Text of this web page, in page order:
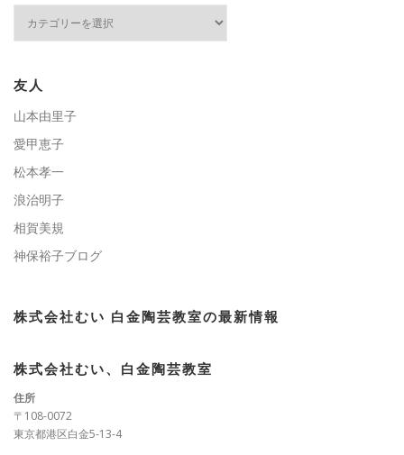
ー
友人
山本由里子
愛甲恵子
松本孝一
浪治明子
相賀美規
神保裕子ブログ
株式会社むい 白金陶芸教室の最新情報
株式会社むい、白金陶芸教室
住所
〒108-0072
東京都港区白金5-13-4